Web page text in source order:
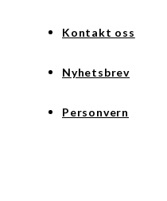
Kontakt oss
Nyhetsbrev
Personvern